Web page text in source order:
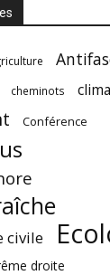
cheminots
Conférence
civile
droite